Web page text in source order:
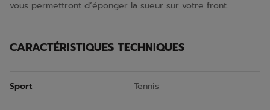
vous permettront d’éponger la sueur sur votre front.
CARACTÉRISTIQUES TECHNIQUES
Sport Tennis